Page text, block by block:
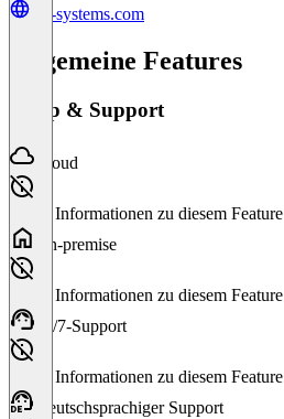
gts-systems.com
Allgemeine Features
Setup & Support
Cloud
Keine Informationen zu diesem Feature
On-premise
Keine Informationen zu diesem Feature
24/7-Support
Keine Informationen zu diesem Feature
Deutschsprachiger Support